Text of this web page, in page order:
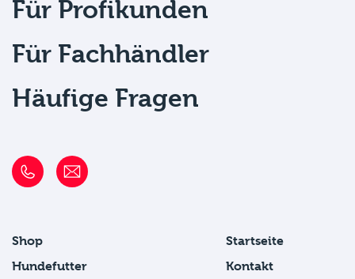
Für Profikunden
Für Fachhändler
Häufige Fragen
Shop
Hundefutter
Startseite
Kontakt